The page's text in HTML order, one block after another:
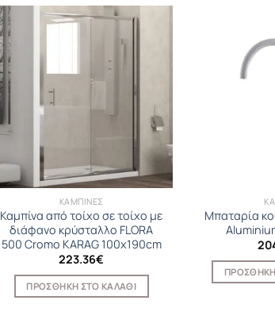
ΚΑΜΠΙΝΕΣ
Καμπίνα από τοίχο σε τοίχο με
διάφανο κρύσταλλο FLORA
500 Cromo KARAG 100x190cm
223.36€
ΠΡΟΣΘΉΚΗ ΣΤΟ ΚΑΛΆΘΙ
Μπαταρία